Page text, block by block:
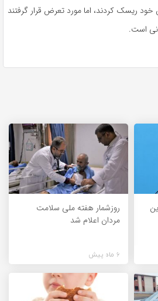
ریسک کردند، اما مورد تعرض قرار گرفتند
است.
روزشمار هفته ملی سلامت
مردان اعلام شد
6 ماه پیش